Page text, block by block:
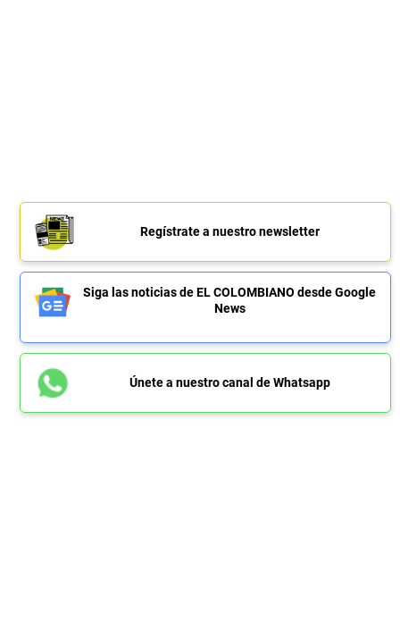
Regístrate a nuestro newsletter
Siga las noticias de EL COLOMBIANO desde Google
News
Únete a nuestro canal de Whatsapp